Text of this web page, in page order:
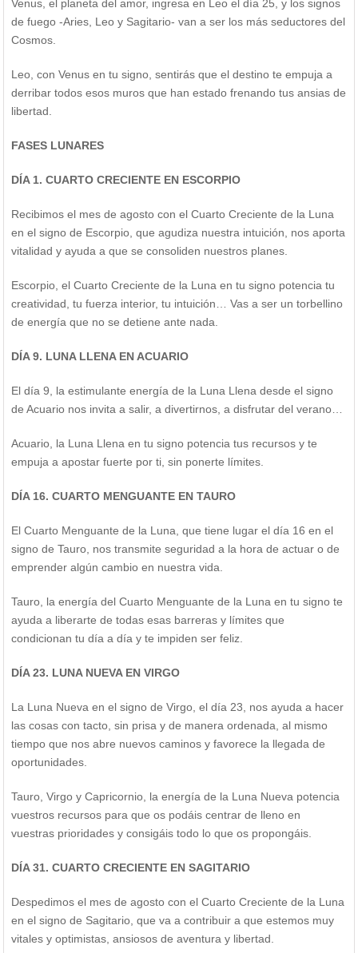
Venus, el planeta del amor, ingresa en Leo el día 25, y los signos
de fuego -Aries, Leo y Sagitario- van a ser los más seductores del
Cosmos.
Leo, con Venus en tu signo, sentirás que el destino te empuja a
derribar todos esos muros que han estado frenando tus ansias de
libertad.
FASES LUNARES
DÍA 1. CUARTO CRECIENTE EN ESCORPIO
Recibimos el mes de agosto con el Cuarto Creciente de la Luna
en el signo de Escorpio, que agudiza nuestra intuición, nos aporta
vitalidad y ayuda a que se consoliden nuestros planes.
Escorpio, el Cuarto Creciente de la Luna en tu signo potencia tu
creatividad, tu fuerza interior, tu intuición… Vas a ser un torbellino
de energía que no se detiene ante nada.
DÍA 9. LUNA LLENA EN ACUARIO
El día 9, la estimulante energía de la Luna Llena desde el signo
de Acuario nos invita a salir, a divertirnos, a disfrutar del verano…
Acuario, la Luna Llena en tu signo potencia tus recursos y te
empuja a apostar fuerte por ti, sin ponerte límites.
DÍA 16. CUARTO MENGUANTE EN TAURO
El Cuarto Menguante de la Luna, que tiene lugar el día 16 en el
signo de Tauro, nos transmite seguridad a la hora de actuar o de
emprender algún cambio en nuestra vida.
Tauro, la energía del Cuarto Menguante de la Luna en tu signo te
ayuda a liberarte de todas esas barreras y límites que
condicionan tu día a día y te impiden ser feliz.
DÍA 23. LUNA NUEVA EN VIRGO
La Luna Nueva en el signo de Virgo, el día 23, nos ayuda a hacer
las cosas con tacto, sin prisa y de manera ordenada, al mismo
tiempo que nos abre nuevos caminos y favorece la llegada de
oportunidades.
Tauro, Virgo y Capricornio, la energía de la Luna Nueva potencia
vuestros recursos para que os podáis centrar de lleno en
vuestras prioridades y consigáis todo lo que os propongáis.
DÍA 31. CUARTO CRECIENTE EN SAGITARIO
Despedimos el mes de agosto con el Cuarto Creciente de la Luna
en el signo de Sagitario, que va a contribuir a que estemos muy
vitales y optimistas, ansiosos de aventura y libertad.